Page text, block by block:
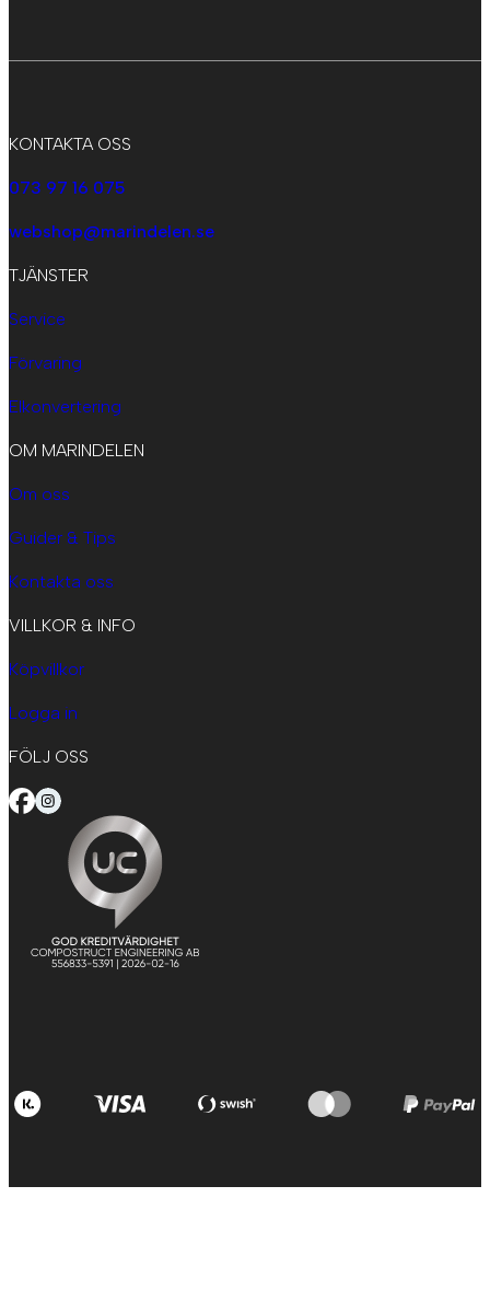
KONTAKTA OSS
073 97 16 075
webshop@marindelen.se
TJÄNSTER
Service
Förvaring
Elkonvertering
OM MARINDELEN
Om oss
Guider & Tips
Kontakta oss
VILLKOR & INFO
Köpvillkor
Logga in
FÖLJ OSS